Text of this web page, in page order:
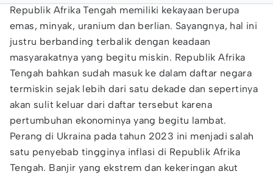
Republik Afrika Tengah memiliki kekayaan berupa
emas, minyak, uranium dan berlian. Sayangnya, hal ini
justru berbanding terbalik dengan keadaan
masyarakatnya yang begitu miskin. Republik Afrika
Tengah bahkan sudah masuk ke dalam daftar negara
termiskin sejak lebih dari satu dekade dan sepertinya
akan sulit keluar dari daftar tersebut karena
pertumbuhan ekonominya yang begitu lambat.
Perang di Ukraina pada tahun 2023 ini menjadi salah
satu penyebab tingginya inflasi di Republik Afrika
Tengah. Banjir yang ekstrem dan kekeringan akut